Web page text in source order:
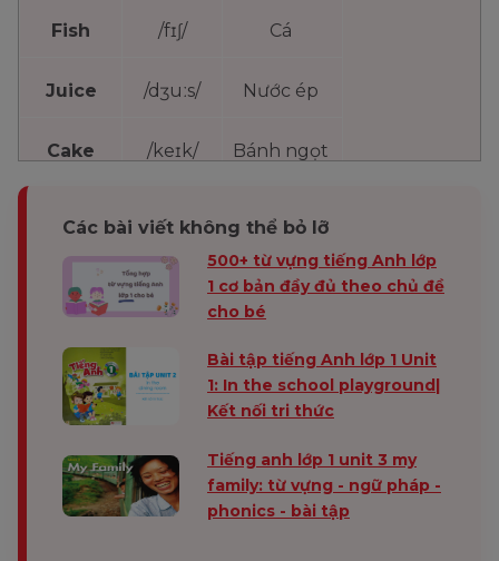
Fish /fɪʃ/ Cá
Juice /dʒuːs/ Nước ép
Cake /keɪk/ Bánh ngọt
Các bài viết không thể bỏ lỡ
500+ từ vựng tiếng Anh lớp
1 cơ bản đầy đủ theo chủ đề
cho bé
Bài tập tiếng Anh lớp 1 Unit
1: In the school playground|
Kết nối tri thức
Tiếng anh lớp 1 unit 3 my
family: từ vựng - ngữ pháp -
phonics - bài tập